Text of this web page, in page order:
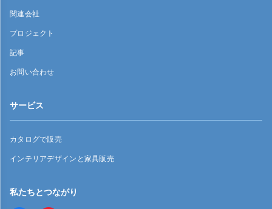
関連会社
プロジェクト
記事
お問い合わせ
サービス
カタログで販売
インテリアデザインと家具販売
私たちとつながり